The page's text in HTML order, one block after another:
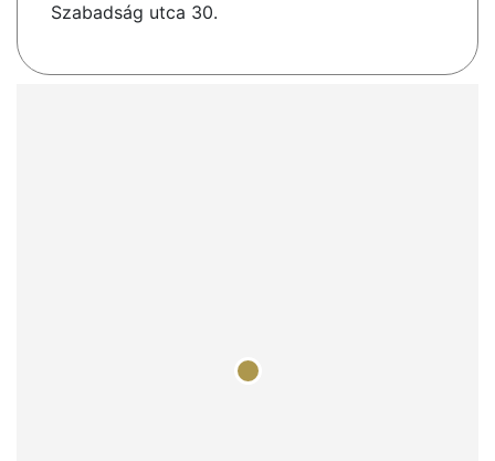
Szabadság utca 30.